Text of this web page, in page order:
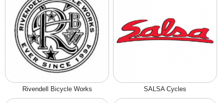
Rivendell Bicycle Works SALSA Cycles